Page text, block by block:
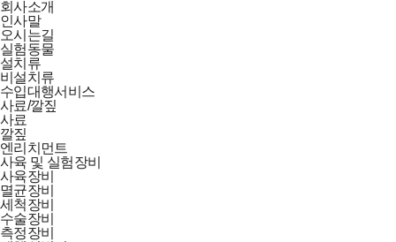
회사소개
인사말
오시는길
실험동물
설치류
비설치류
수입대행서비스
사료/깔짚
사료
깔짚
엔리치먼트
사육 및 실험장비
사육장비
멸균장비
세척장비
수술장비
측정장비